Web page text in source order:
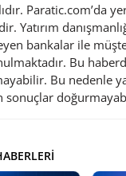
Paratic.com’da
Yatırım
bankalar ile
Bu
Bu nedenle
sonuçlar